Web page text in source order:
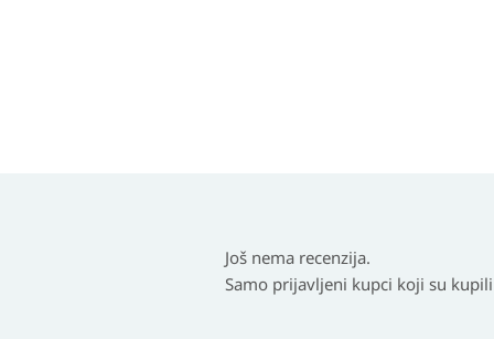
Još nema recenzija.
Samo prijavljeni kupci koji su